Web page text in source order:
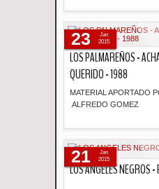
LOS PALMAREÑOS -
QUERIDO - 1988
MATERIAL APORTADO
ALFREDO GOMEZ
23
Jan
2015
LOS ANGELES NEGROS -
21
Jan
2015